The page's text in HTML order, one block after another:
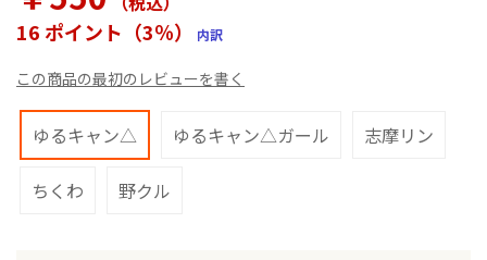
16 ポイント（3％） 内訳
この商品の最初のレビューを書く
ゆるキャン△ ゆるキャン△ガール 志摩リン
ちくわ 野クル
ー
の
初
に
移
る